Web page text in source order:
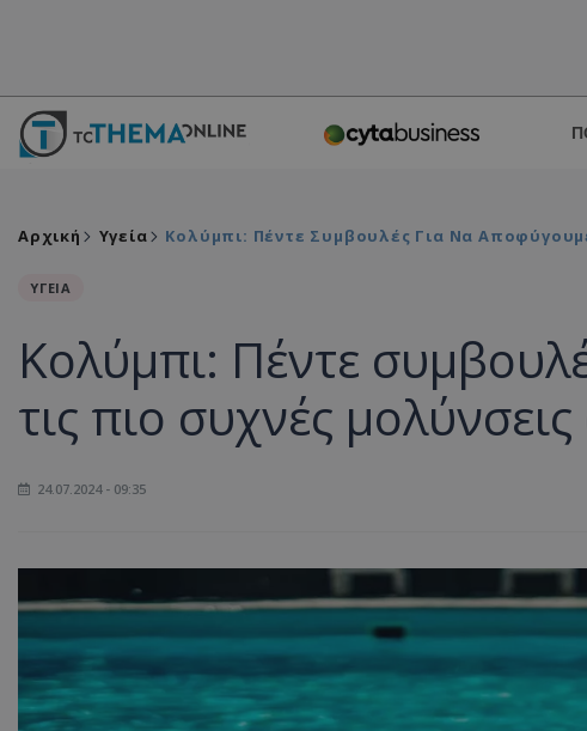
Αρχική Υγεία Κολύμπι: Πέντε Συμβουλές Για Να
ΥΓΕΙΑ
Κολύμπι: Πέντε
τις πιο συχνές
24.07.2024 - 09:35